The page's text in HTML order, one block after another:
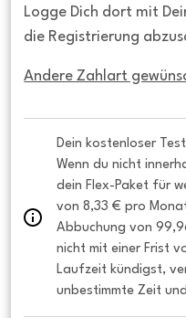
Logge Dich dort mit
die Registrierung
Andere Zahlart
Dein kostenloser
Wenn du nicht
dein Flex-Paket für
von 8,33 € pro
Abbuchung von
nicht mit einer Frist
Laufzeit kündigst,
unbestimmte Zeit